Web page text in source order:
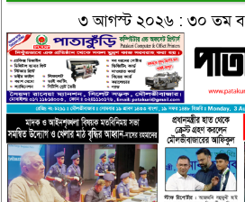
৩ আগস্ট ২০২৬ : ৩০ তম